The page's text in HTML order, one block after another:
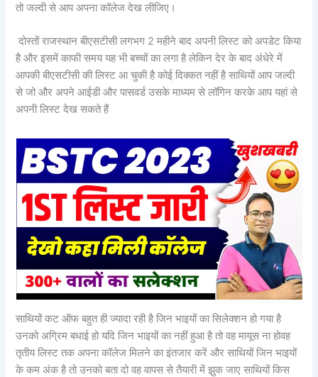
तो जल्दी से आप अपना कॉलेज देख लीजिए।
दोस्तों राजस्थान बीएसटीसी लगभग 2 महीने बाद अपनी लिस्ट को अपडेट किया
है और इसमें काफी समय यह भी बच्चों का लगा है लेकिन देर के बाद अंधेरे में
आपकी बीएसटीसी की लिस्ट आ चुकी है कोई दिक्कत नहीं है साथियों आप जल्दी
से जो और अपने आईडी और पासवर्ड उसके माध्यम से लॉगिन करके आप यहां से
अपनी लिस्ट देख सकते हैं
साथियों कट ऑफ बहुत ही ज्यादा रही है जिन भाइयों का सिलेक्शन हो गया है
उनको अग्रिम बधाई हो यदि जिन भाइयों का नहीं हुआ है तो वह मायूस ना होवह
तृतीय लिस्ट तक अपना कॉलेज मिलने का इंतजार करें और साथियों जिन भाइयों
के कम अंक है तो उनको बता दो वह वापस से तैयारी में झुक जाए साथियों किस